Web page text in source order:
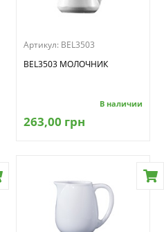
Артикул: BEL3503
BEL3503 МОЛОЧНИК
В наличии
263,00 грн